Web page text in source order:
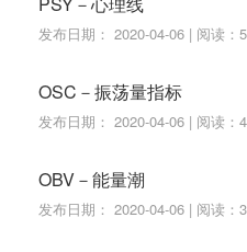
发布日期： 2020-04-06 | 阅读：
OSC－振荡量指标
发布日期： 2020-04-06 | 阅读：
OBV－能量潮
发布日期： 2020-04-06 | 阅读：